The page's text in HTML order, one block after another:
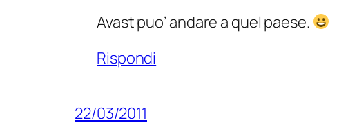
Avast puo’ andare a quel paese.
Rispondi
22/03/2011